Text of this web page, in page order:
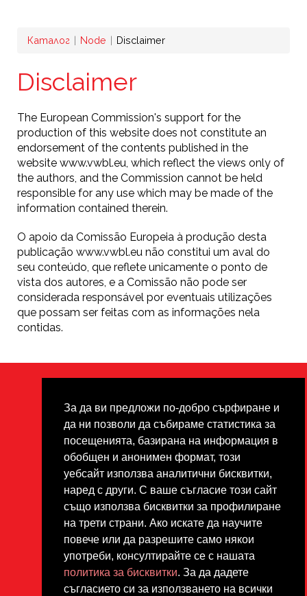
За да ви предложи по-добро сърфиране и
да ни позволи да събираме статистика за
посещенията, базирана на информация в
обобщен и анонимен формат, този
уебсайт използва аналитични бисквитки,
наред с други. С ваше съгласие този сайт
също използва бисквитки за профилиране
на трети страни. Ако искате да научите
повече или да разрешите само някои
употреби, консултирайте се с нашата
политика за бисквитки. За да дадете
съгласието си за използването на всички
Breadcrumb
Каталог Node Disclaimer
Disclaimer
The European Commission's support for the
production of this website does not constitute an
endorsement of the contents published in the
website www.vwbl.eu, which reflect the views only of
the authors, and the Commission cannot be held
responsible for any use which may be made of the
information contained therein.
O apoio da Comissão Europeia à produção desta
publicação www.vwbl.eu não constitui um aval do
seu conteúdo, que reflete unicamente o ponto de
vista dos autores, e a Comissão não pode ser
considerada responsável por eventuais utilizações
que possam ser feitas com as informações nela
contidas.
Footer
Поверителност
Опровержение
Всички материали са
защитени с авторски права
под лиценза Creative Commons
CC BY-NC-ND.
2020-1-PT01-KA202-078845